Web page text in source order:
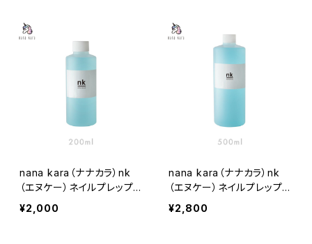
nana kara（ナナカラ）nk
（エヌケー）ネイルプレップ 2
00ml
¥2,000
nana kara（ナナカラ）nk
（エヌケー）ネイルプレップ 5
00ml
¥2,800